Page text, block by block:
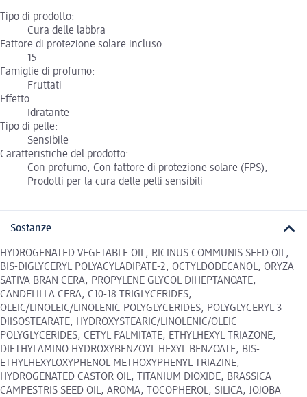
Tipo di prodotto:
Cura delle labbra
Fattore di protezione solare incluso:
15
Famiglie di profumo:
Fruttati
Effetto:
Idratante
Tipo di pelle:
Sensibile
Caratteristiche del prodotto:
Con profumo, Con fattore di protezione solare (FPS),
Prodotti per la cura delle pelli sensibili
Sostanze
HYDROGENATED VEGETABLE OIL, RICINUS COMMUNIS SEED OIL,
BIS-DIGLYCERYL POLYACYLADIPATE-2, OCTYLDODECANOL, ORYZA
SATIVA BRAN CERA, PROPYLENE GLYCOL DIHEPTANOATE,
CANDELILLA CERA, C10-18 TRIGLYCERIDES,
OLEIC/LINOLEIC/LINOLENIC POLYGLYCERIDES, POLYGLYCERYL-3
DIISOSTEARATE, HYDROXYSTEARIC/LINOLENIC/OLEIC
POLYGLYCERIDES, CETYL PALMITATE, ETHYLHEXYL TRIAZONE,
DIETHYLAMINO HYDROXYBENZOYL HEXYL BENZOATE, BIS-
ETHYLHEXYLOXYPHENOL METHOXYPHENYL TRIAZINE,
HYDROGENATED CASTOR OIL, TITANIUM DIOXIDE, BRASSICA
CAMPESTRIS SEED OIL, AROMA, TOCOPHEROL, SILICA, JOJOBA